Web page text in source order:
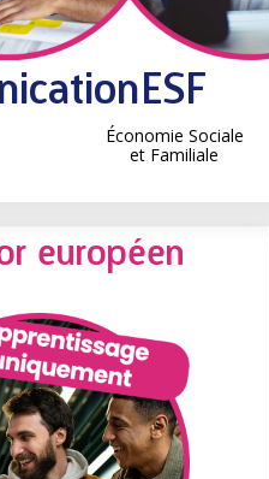
ESF
Économie Sociale
et Familiale
européen